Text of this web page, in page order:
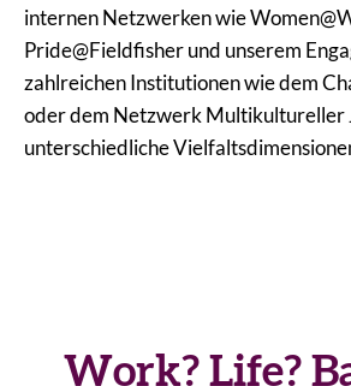
internen Netzwerken wie
Pride@Fieldfisher und unserem
zahlreichen Institutionen wie dem
oder dem Netzwerk Multikultureller
unterschiedliche
Work? Life?